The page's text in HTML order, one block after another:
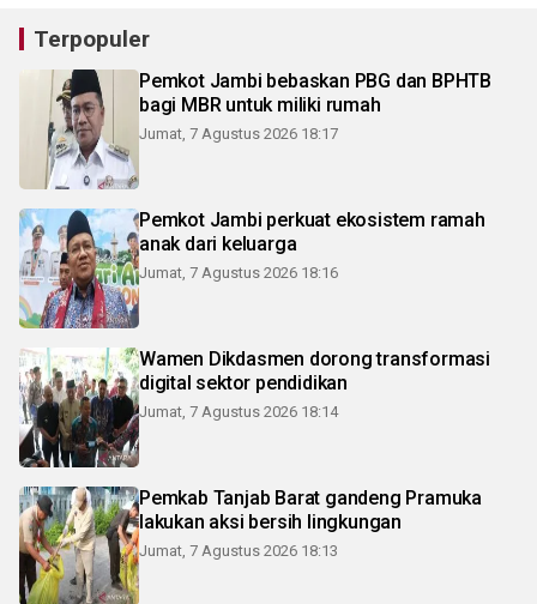
Terpopuler
Pemkot Jambi bebaskan PBG dan BPHTB
bagi MBR untuk miliki rumah
Jumat, 7 Agustus 2026 18:17
Pemkot Jambi perkuat ekosistem ramah
anak dari keluarga
Jumat, 7 Agustus 2026 18:16
Wamen Dikdasmen dorong transformasi
digital sektor pendidikan
Jumat, 7 Agustus 2026 18:14
Pemkab Tanjab Barat gandeng Pramuka
lakukan aksi bersih lingkungan
Jumat, 7 Agustus 2026 18:13